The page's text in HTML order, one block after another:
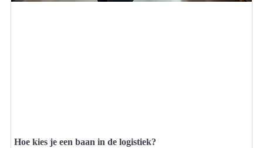
Hoe kies je een baan in de logistiek?